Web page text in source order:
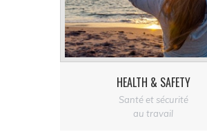
HEALTH & SAFETY
Santé et sécurité
au travail